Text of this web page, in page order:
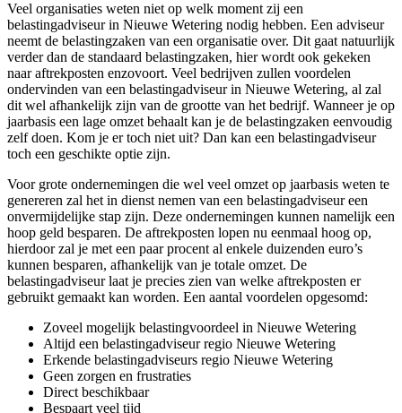
Veel organisaties weten niet op welk moment zij een
belastingadviseur in Nieuwe Wetering nodig hebben. Een adviseur
neemt de belastingzaken van een organisatie over. Dit gaat natuurlijk
verder dan de standaard belastingzaken, hier wordt ook gekeken
naar aftrekposten enzovoort. Veel bedrijven zullen voordelen
ondervinden van een belastingadviseur in Nieuwe Wetering, al zal
dit wel afhankelijk zijn van de grootte van het bedrijf. Wanneer je op
jaarbasis een lage omzet behaalt kan je de belastingzaken eenvoudig
zelf doen. Kom je er toch niet uit? Dan kan een belastingadviseur
toch een geschikte optie zijn.
Voor grote ondernemingen die wel veel omzet op jaarbasis weten te
genereren zal het in dienst nemen van een belastingadviseur een
onvermijdelijke stap zijn. Deze ondernemingen kunnen namelijk een
hoop geld besparen. De aftrekposten lopen nu eenmaal hoog op,
hierdoor zal je met een paar procent al enkele duizenden euro’s
kunnen besparen, afhankelijk van je totale omzet. De
belastingadviseur laat je precies zien van welke aftrekposten er
gebruikt gemaakt kan worden. Een aantal voordelen opgesomd:
Zoveel mogelijk belastingvoordeel in Nieuwe Wetering
Altijd een belastingadviseur regio Nieuwe Wetering
Erkende belastingadviseurs regio Nieuwe Wetering
Geen zorgen en frustraties
Direct beschikbaar
Bespaart veel tijd